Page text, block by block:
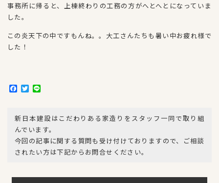
事務所に帰ると、上棟終わりの工務の方がへとへとになっていま
した。
この炎天下の中ですもんね。。大工さんたちも暑い中お疲れ様で
した！
F
a
b
o
o
k
T
w
t
e
r
新日本建設はこだわりある家造りをスタッフ一同で取り組
んでいます。
今回の記事に関する質問も受け付けておりますので、ご相談
されたい方は下記からお問合せください。